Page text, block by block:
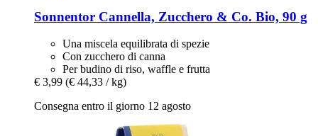
Sonnentor Cannella, Zucchero & Co. Bio, 90 g
Una miscela equilibrata di spezie
Con zucchero di canna
Per budino di riso, waffle e frutta
€ 3,99 (€ 44,33 / kg)
Consegna entro il giorno 12 agosto